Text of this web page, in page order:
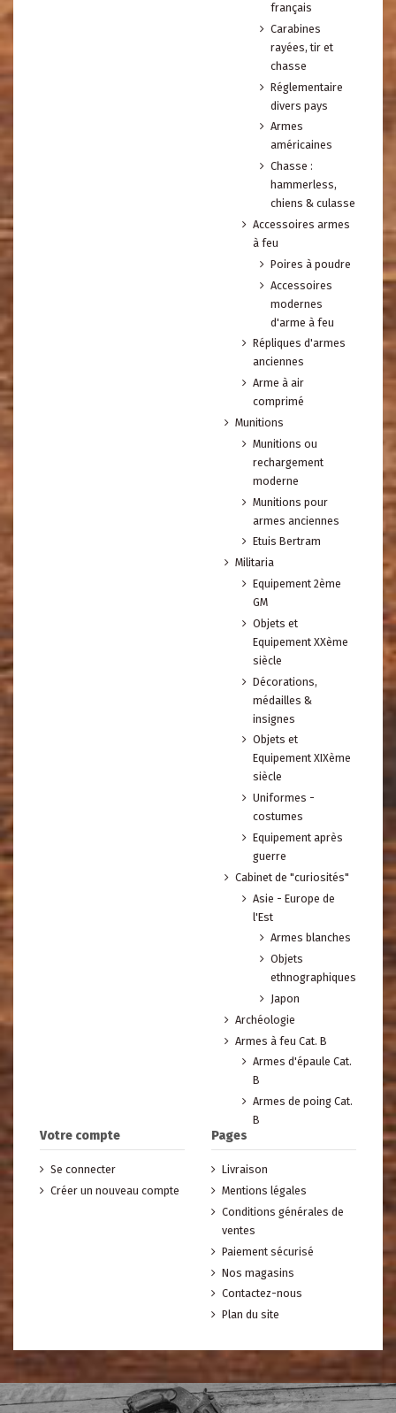
français
Carabines
rayées, tir et
chasse
Réglementaire
divers pays
Armes
américaines
Chasse :
hammerless,
chiens & culasse
Accessoires armes
à feu
Poires à poudre
Accessoires
modernes
d'arme à feu
Répliques d'armes
anciennes
Arme à air
comprimé
Munitions
Munitions ou
rechargement
moderne
Munitions pour
armes anciennes
Etuis Bertram
Militaria
Equipement 2ème
GM
Objets et
Equipement XXème
siècle
Décorations,
médailles &
insignes
Objets et
Equipement XIXème
siècle
Uniformes -
costumes
Equipement après
guerre
Cabinet de "curiosités"
Asie - Europe de
l'Est
Armes blanches
Objets
ethnographiques
Japon
Archéologie
Armes à feu Cat. B
Armes d'épaule Cat.
B
Armes de poing Cat.
B
Votre compte
Se connecter
Créer un nouveau compte
Pages
Livraison
Mentions légales
Conditions générales de
ventes
Paiement sécurisé
Nos magasins
Contactez-nous
Plan du site